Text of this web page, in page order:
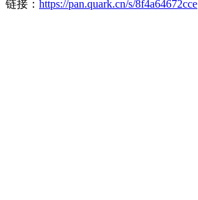
链接： https://pan.quark.cn/s/8f4a64672cce